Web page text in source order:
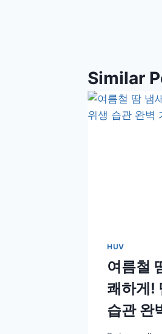
Similar
HUV
여름철
쾌하게!
습관 완